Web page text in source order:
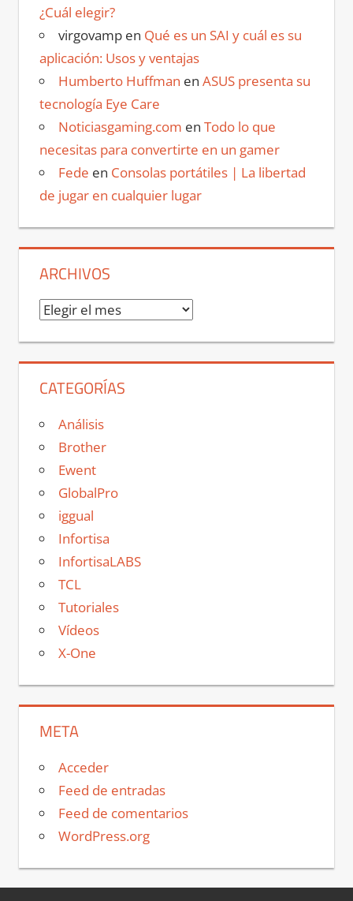
¿Cuál elegir?
virgovampen Qué es un SAI y cuál es su
aplicación: Usos y ventajas
Humberto Huffman en ASUS presenta su
tecnología Eye Care
Noticiasgaming.com en Todo lo que
necesitas para convertirte en un gamer
Fede en Consolas portátiles | La libertad
de jugar en cualquier lugar
ARCHIVOS
Archivos
CATEGORÍAS
Análisis
Brother
Ewent
GlobalPro
iggual
Infortisa
InfortisaLABS
TCL
Tutoriales
Vídeos
X-One
META
Acceder
Feed de entradas
Feed de comentarios
WordPress.org